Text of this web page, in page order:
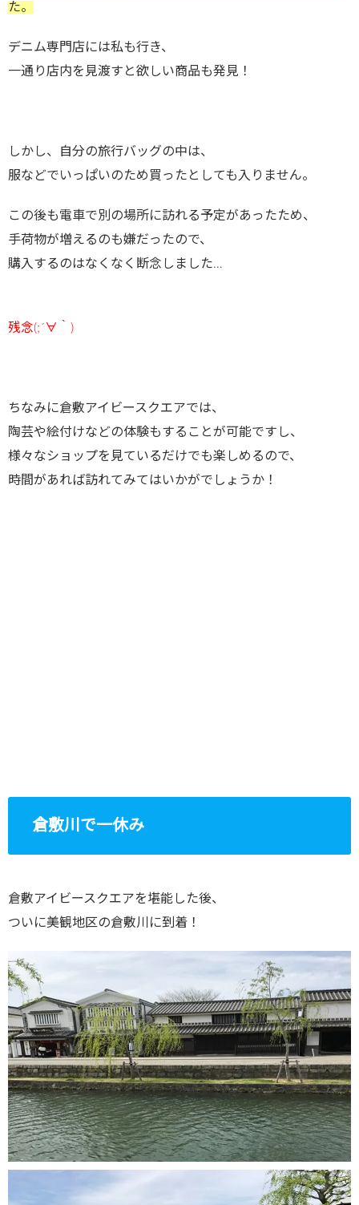
た。
デニム専門店には私も行き、
一通り店内を見渡すと欲しい商品も発見！
しかし、自分の旅行バッグの中は、
服などでいっぱいのため買ったとしても入りません。
この後も電車で別の場所に訪れる予定があったため、
手荷物が増えるのも嫌だったので、
購入するのはなくなく断念しました…
残念(;´∀｀)
ちなみに倉敷アイビースクエアでは、
陶芸や絵付けなどの体験もすることが可能ですし、
様々なショップを見ているだけでも楽しめるので、
時間があれば訪れてみてはいかがでしょうか！
倉敷川で一休み
倉敷アイビースクエアを堪能した後、
ついに美観地区の倉敷川に到着！